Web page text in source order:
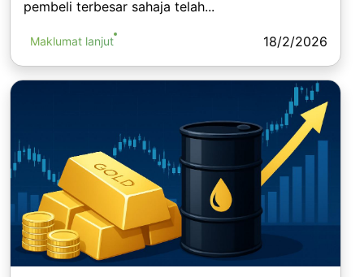
pembeli terbesar sahaja telah...
Maklumat lanjut 18/2/2026